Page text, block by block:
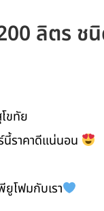
ลิตร ช
ขทัย
นี้ราคาดีแน่นอน
โฟมกับเรา